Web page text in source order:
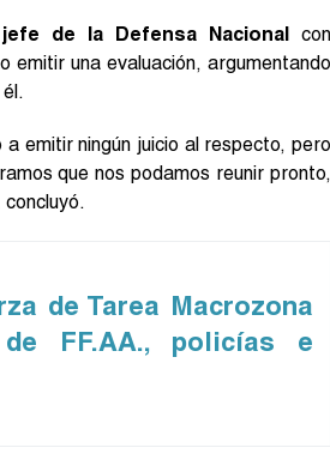
de la Defensa Nacionalcon
emitir una evaluación, argumentando
emitir ningún juicio al respecto, pero
que nos podamos reunir pronto,
de Tarea Macrozona
FF.AA., policías e